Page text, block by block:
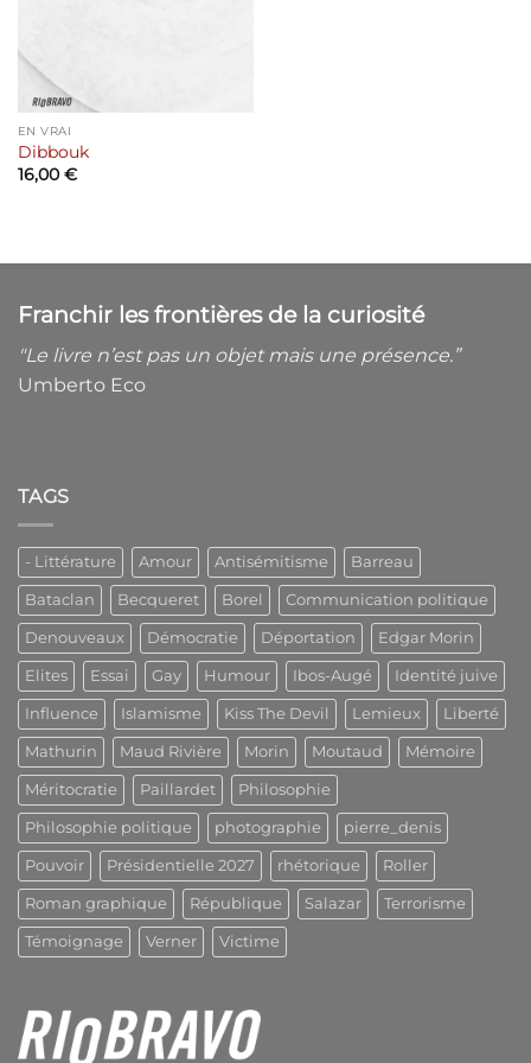
EN VRAI
Dibbouk
16,00 €
Franchir les frontières de la curiosité
"Le livre n’estpas un objet mais une présence.”
Umberto Eco
TAGS
- Littérature Amour Antisémitisme Barreau
Bataclan Becqueret Borel Communication politique
Denouveaux Démocratie Déportation Edgar Morin
Elites Essai Gay Humour Ibos-Augé Identité juive
Influence Islamisme Kiss The Devil Lemieux Liberté
Mathurin Maud Rivière Morin Moutaud Mémoire
Méritocratie Paillardet Philosophie
Philosophie politique photographie pierre_denis
Pouvoir Présidentielle 2027 rhétorique Roller
Roman graphique République Salazar Terrorisme
Témoignage Verner Victime